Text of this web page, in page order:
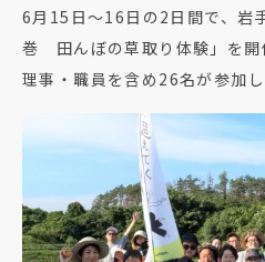
6月15日～16日の2日間で、岩
巻 田んぼの草取り体験」を開
理事・職員を含め26名が参加し